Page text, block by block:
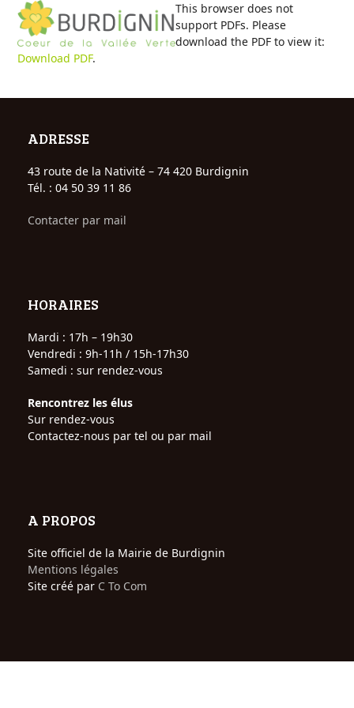
Skip
content
Open
mobile
menu
Close
mobile
menu
This browser does not
support PDFs. Please
download the PDF to view it:
Download PDF.
ADRESSE
43 route de la Nativité – 74 420 Burdignin
Tél. : 04 50 39 11 86
Contacter par mail
HORAIRES
Mardi : 17h – 19h30
Vendredi : 9h-11h / 15h-17h30
Samedi : sur rendez-vous
Rencontrez les élus
Sur rendez-vous
Contactez-nous par tel ou par mail
A PROPOS
Site officiel de la Mairie de Burdignin
Mentions légales
Site créé par C To Com